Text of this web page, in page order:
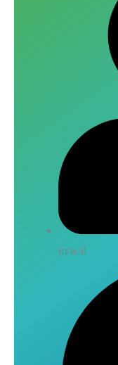
m/w/d